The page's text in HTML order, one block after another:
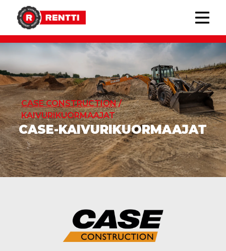
CASE CONSTRUCTION/
KAIVURIKUORMAAJAT
CASE-KAIVURIKUORMAAJAT